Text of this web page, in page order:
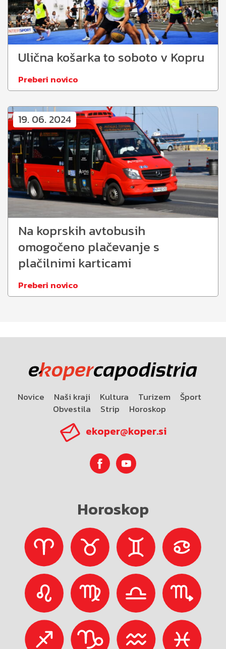
Ulična košarka to soboto v Kopru
Preberi novico
19. 06. 2024
Na koprskih avtobusih
omogočeno plačevanje s
plačilnimi karticami
Preberi novico
Novice Naši kraji Kultura Turizem
Šport
Obvestila
Strip Horoskop
ekoper@koper.si
Horoskop